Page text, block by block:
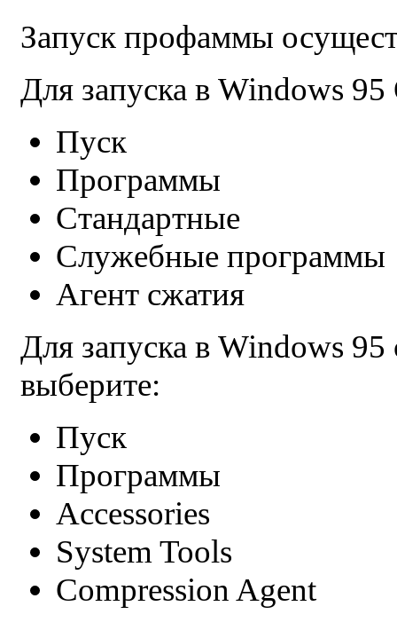
Запуск профаммы
Для запуска в Windows
Пуск
Программы
Стандартные
Служебные программы
Агент сжатия
Для запуска в Windows
выберите:
Пуск
Программы
Accessories
System Tools
Compression Agent